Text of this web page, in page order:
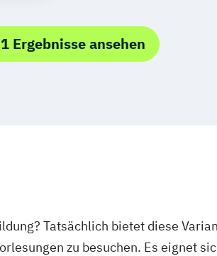
Ergebnisse ansehen
Tatsächlich bietet diese
zu besuchen. Es eignet